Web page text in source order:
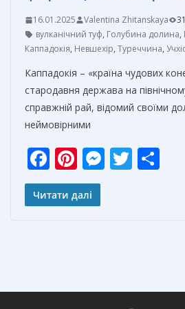
16.01.2025 Valentina Zhitanskaya
вулканічний туф, Голубина долина,
Каппадокія, Невшехір, Туреччина,
Каппадокія – «країна чудових
стародавня держава на
справжній рай, відомий своїми
неймовірними
F
ac
e
k
Pi
nt
er
M
er
T
и
Читати далі